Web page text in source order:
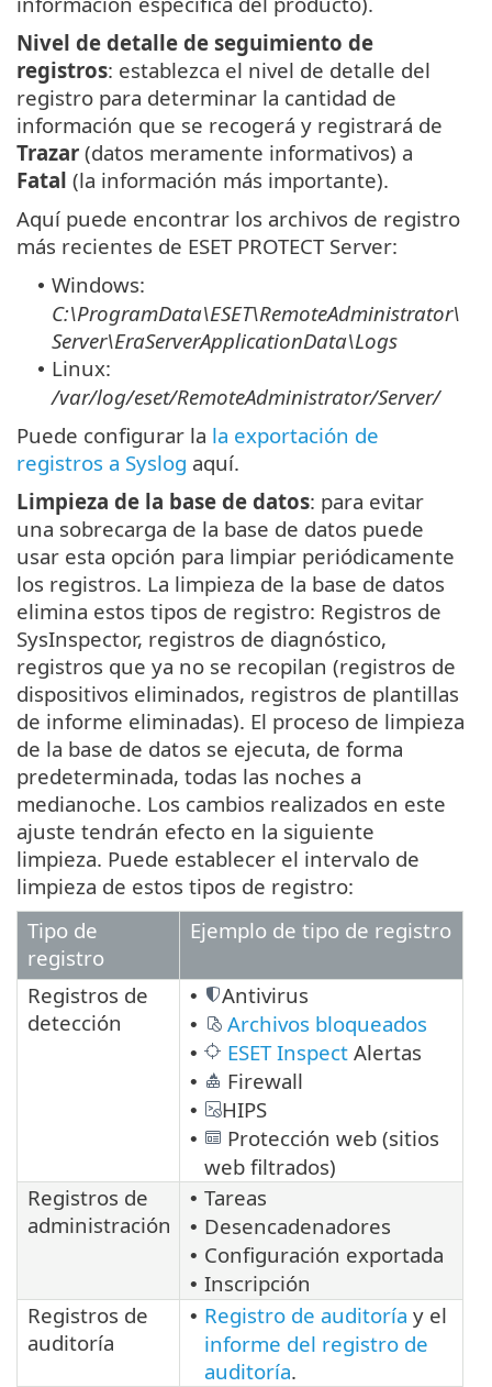
Nivel de detalle de seguimiento de
registros: establezca el nivel de detalle del
registro para determinar la cantidad de
información que se recogerá y registrará de
Trazar (datos meramente informativos) a
Fatal (la información más importante).
Aquí puede encontrar los archivos de registro
más recientes de ESET PROTECT Server:
• Windows:
C:\ProgramData\ESET\RemoteAdministrator\
Server\EraServerApplicationData\Logs
• Linux:
/var/log/eset/RemoteAdministrator/Server/
Puede configurar la la exportación de
registros a Syslog aquí.
Limpieza de la base de datos: para evitar
una sobrecarga de la base de datos puede
usar esta opción para limpiar periódicamente
los registros. La limpieza de la base de datos
elimina estos tipos de registro: Registros de
SysInspector, registros de diagnóstico,
registros que ya no se recopilan (registros de
dispositivos eliminados, registros de plantillas
de informe eliminadas). El proceso de limpieza
de la base de datos se ejecuta, de forma
predeterminada, todas las noches a
medianoche. Los cambios realizados en este
ajuste tendrán efecto en la siguiente
limpieza. Puede establecer el intervalo de
limpieza de estos tipos de registro:
Tipo de
registro
Ejemplo de tipo de registro
Registros de
detección
• Antivirus
• Archivos bloqueados
• ESET Inspect Alertas
• Firewall
• HIPS
•
Protección web (sitios
web filtrados)
Registros de
administración
• Tareas
• Desencadenadores
• Configuración exportada
• Inscripción
Registros de
auditoría
• Registro de auditoría y el
informe del registro de
auditoría.